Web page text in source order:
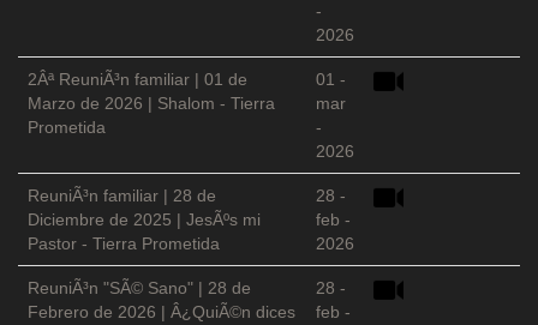
-
2026
2Âª ReuniÃ³n familiar | 01 de
Marzo de 2026 | Shalom - Tierra
Prometida
01 -
mar
-
2026
ReuniÃ³n familiar | 28 de
Diciembre de 2025 | JesÃºs mi
Pastor - Tierra Prometida
28 -
feb -
2026
ReuniÃ³n "SÃ© Sano" | 28 de
Febrero de 2026 | Â¿QuiÃ©n dices
28 -
feb -